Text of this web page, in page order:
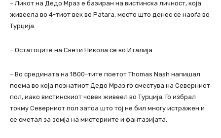
– Ликот на Дедо Мраз е базиран на вистинска личност, која
живеела во 4-тиот век во Patara, место што денес се наоѓа во
Турција.
– Остатоците на Свети Никола се во Италија.
– Во средината на 1800-тите поетот Thomas Nash напишал
поема во која познатиот Дедо Мраз го сместува на Северниот
пол, иако вистинскиот човек живеел во Турција. Го избрал
токму Северниот пол затоа што тој не бил многу истражен и
се сметал за земја на мистериите и фантазијата.